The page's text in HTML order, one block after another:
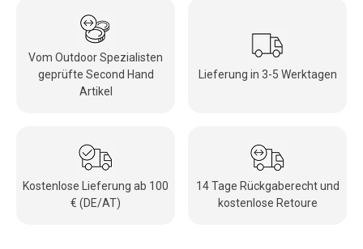
Vom Outdoor Spezialisten
geprüfte Second Hand
Artikel
Lieferung in 3-5 Werktagen
Kostenlose Lieferung ab 100
€ (DE/AT)
14 Tage Rückgaberecht und
kostenlose Retoure